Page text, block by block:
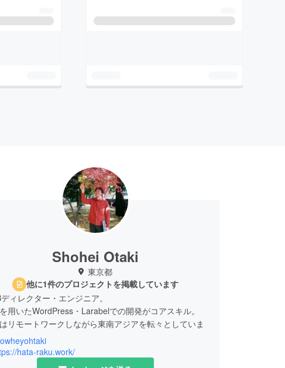
Shohei Otaki
東京都
他に1件のプロジェクトを掲載しています
ィレクター・エンジニア。
用いたWordPress・Larabelでの開発がコアスキル。
リモートワークしながら東南アジアを転々としていま
hata-raku.work/